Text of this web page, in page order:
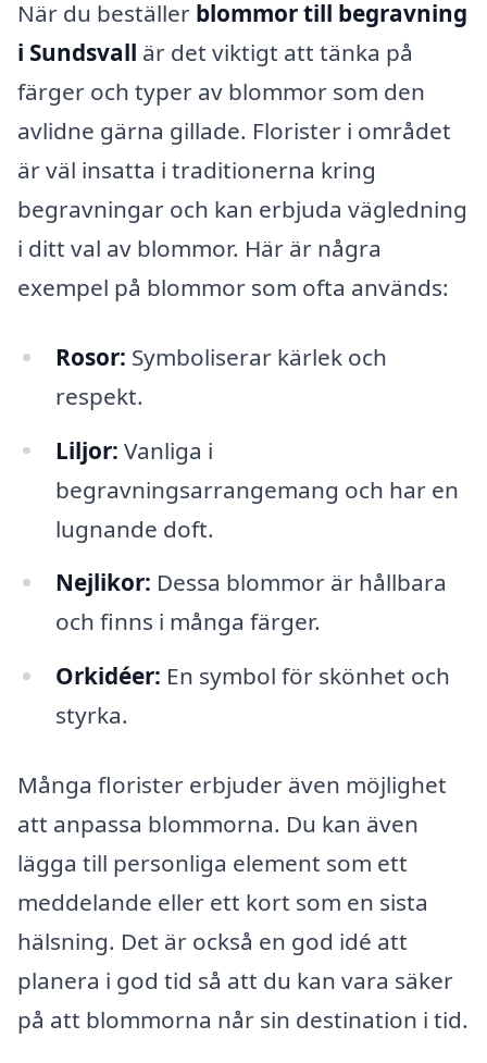
När du beställer blommor till begravning
i Sundsvall är det viktigt att tänka på
färger och typer av blommor som den
avlidne gärna gillade. Florister i området
är väl insatta i traditionerna kring
begravningar och kan erbjuda vägledning
i ditt val av blommor. Här är några
exempel på blommor som ofta används:
Rosor: Symboliserar kärlek och
respekt.
Liljor: Vanliga i
begravningsarrangemang och har en
lugnande doft.
Nejlikor: Dessa blommor är hållbara
och finns i många färger.
Orkidéer: En symbol för skönhet och
styrka.
Många florister erbjuder även möjlighet
att anpassa blommorna. Du kan även
lägga till personliga element som ett
meddelande eller ett kort som en sista
hälsning. Det är också en god idé att
planera i god tid så att du kan vara säker
på att blommorna når sin destination i tid.